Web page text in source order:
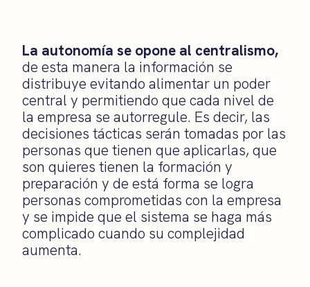
La autonomía se opone al centralismo,
de esta manera la información se
distribuye evitando alimentar un poder
central y permitiendo que cada nivel de
la empresa se autorregule. Es decir, las
decisiones tácticas serán tomadas por las
personas que tienen que aplicarlas, que
son quieres tienen la formación y
preparación y de está forma se logra
personas comprometidas con la empresa
y se impide que el sistema se haga más
complicado cuando su complejidad
aumenta.